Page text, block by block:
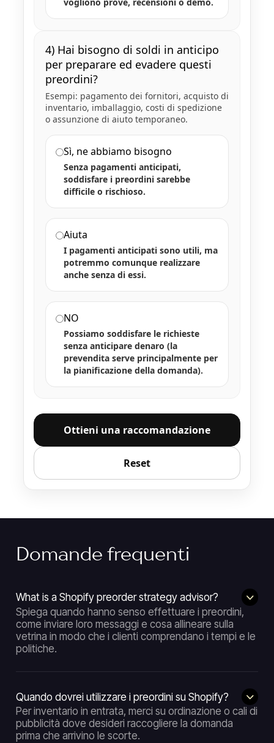
4) Hai bisogno di soldi in anticipo
per preparare ed evadere questi
preordini?
Esempi: pagamento dei fornitori, acquisto di
inventario, imballaggio, costi di spedizione
o assunzione di aiuto temporaneo.
Sì, ne abbiamo bisogno
Senza pagamenti anticipati,
soddisfare i preordini sarebbe
difficile o rischioso.
Aiuta
I pagamenti anticipati sono utili, ma
potremmo comunque realizzare
anche senza di essi.
NO
Possiamo soddisfare le richieste
senza anticipare denaro (la
prevendita serve principalmente per
la pianificazione della domanda).
Ottieni una raccomandazione
Reset
Domande frequenti
What is a Shopify preorder strategy advisor?
Spiega quando hanno senso effettuare i preordini,
come inviare loro messaggi e cosa allineare sulla
vetrina in modo che i clienti comprendano i tempi e le
politiche.
Quando dovrei utilizzare i preordini su Shopify?
Per inventario in entrata, merci su ordinazione o cali di
pubblicità dove desideri raccogliere la domanda
prima che arrivino le scorte.